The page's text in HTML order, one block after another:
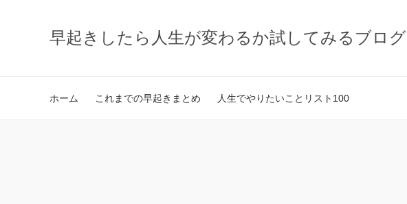
早起きしたら人生が変わるか試してみるブログ
ホーム これまでの早起きまとめ 人生でやりたいことリスト100